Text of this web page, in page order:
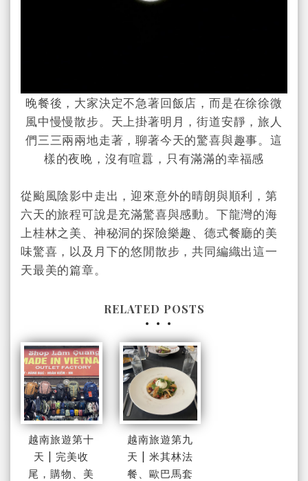
晚餐後，大家決定不急著回飯店，而是在徐徐微
風中慢慢散步。天上掛著明月，街道安靜，旅人
們三三兩兩地走著，聊著今天的驚喜與趣事。這
樣的夜晚，沒有喧囂，只有滿滿的幸福感
從颱風陰影中走出，迎來意外的晴朗與順利，第
六天的旅程可說是充滿驚喜與感動。下龍灣的海
上桂林之美、神秘洞的探險樂趣、德式餐廳的美
味驚喜，以及月下的悠閒散步，共同編織出這一
天最美的篇章。
RELATED POSTS
越南旅遊第十
天 | 完美收
尾，購物、美
越南旅遊第九
天 | 米其林法
餐、歐巴馬套